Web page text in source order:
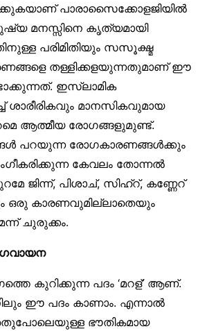
പാരാസൈക്കോളജിയിൽ
മനസ്സിനെ കൃത്യമായി
പരിമിതിയും സസൂക്ഷ്മ
തള്ളിക്കളയുന്നതുമാണ് ഈ
ഇസ്‌ലാമിക
ശാരീരികവും മാനസികവുമായ
ആത്മീയ രോഗങ്ങളുമുണ്ട്.
പറയുന്ന രോഗകാരണങ്ങൾക്കും
കേവലം തോന്നൽ
ജിന്ന്, പിശാച്, സിഹ്‌റ്, കണ്ണേറ്
ഒരു കാരണവുമില്ലാതെയും
ചുരുക്കം.
കുറിക്കുന്ന പദം ‘മറള്’ ആണ്.
ഈ പദം കാണാം. എന്നാൽ
ഭൗതികമായ